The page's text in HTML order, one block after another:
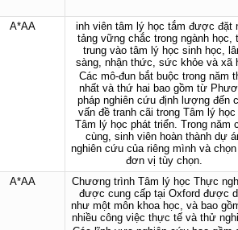
A*AA
inh viên tâm lý học tắm được đặt
tảng vững chắc trong ngành học,
trung vào tâm lý học sinh học,
sàng, nhận thức, sức khỏe và xã
Các mô-đun bắt buộc trong năm
nhất và thứ hai bao gồm từ
pháp nghiên cứu định lượng đến
vấn đề tranh cãi trong Tâm lý học
Tâm lý học phát triển. Trong năm
cùng, sinh viên hoàn thành dự
nghiên cứu của riêng mình và
đơn vị tùy chọn.
A*AA
Chương trình Tâm lý học Thực
được cung cấp tại Oxford được
như một môn khoa học, và bao
nhiều công việc thực tế và thử